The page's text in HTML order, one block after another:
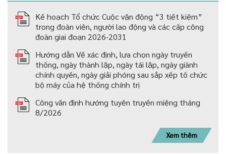
Kế hoạch Tổ chức Cuộc vận động “3 tiết kiệm”
trong đoàn viên, người lao động và các cấp công
đoàn giai đoạn 2026-2031
Hướng dẫn Về xác định, lựa chọn ngày truyền
thống, ngày thành lập, ngày tái lập, ngày giành
chính quyền, ngày giải phóng sau sắp xếp tố chức
bộ máy của hệ thống chính trị
Công văn định hướng tuyên truyền miệng tháng
8/2026
Xem thêm